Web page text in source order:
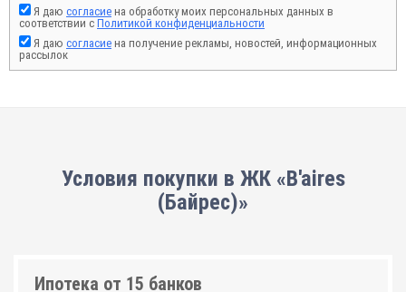
Я даю согласие на обработку моих персональных данных в
соответствии с Политикой конфиденциальности
Я даю согласие на получение рекламы, новостей, информационных
рассылок
Условия покупки в ЖК «B'aires
(Байрес)»
Ипотека от 15 банков